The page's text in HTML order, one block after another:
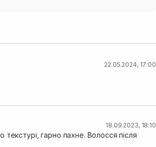
22.05.2024, 17:00
18.09.2023, 18:10
гарно пахне. Волосся після